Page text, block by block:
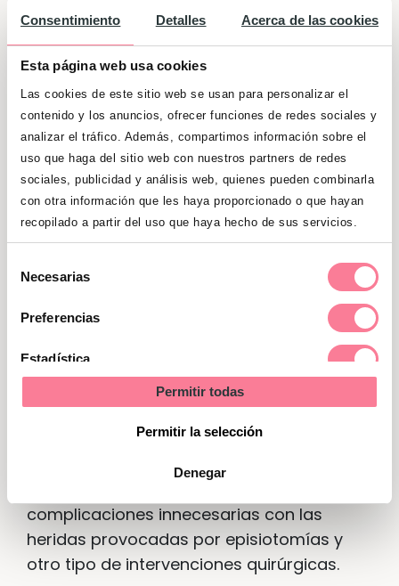
Consentimiento Detalles Acerca de las cookies
Esta página web usa cookies
Las cookies de este sitio web se usan para personalizar el
contenido y los anuncios, ofrecer funciones de redes sociales y
analizar el tráfico. Además, compartimos información sobre el
uso que haga del sitio web con nuestros partners de redes
sociales, publicidad y análisis web, quienes pueden combinarla
con otra información que les haya proporcionado o que hayan
recopilado a partir del uso que haya hecho de sus servicios.
Necesarias
Preferencias
Estadística
Permitir todas
Permitir la selección
Denegar
(tecnología propia patentada) para
prevenir que, al extraerlo, las fibras puedan
quedarse en la pared vaginal. Igual que
otro tampón, ofrecen la máxima
absorción y seguridad.
Sin duda,los productos fabricados con
algodón son una alternativa mejor, más
saludable para la salud íntima y con
menor impacto ambiental.
los productos menstruales
también juega un papel decisivo en
momentos de máxima vulnerabilidad
para la mujer como son el embarazo y el
Por ello,Farmaconfort
con la gamaPosnat, especialmente
creada para los primeros días después del
parto, en los que las pérdidas son más
complicaciones innecesarias con las
heridas provocadas por episiotomías y
otro tipo de intervenciones quirúrgicas.